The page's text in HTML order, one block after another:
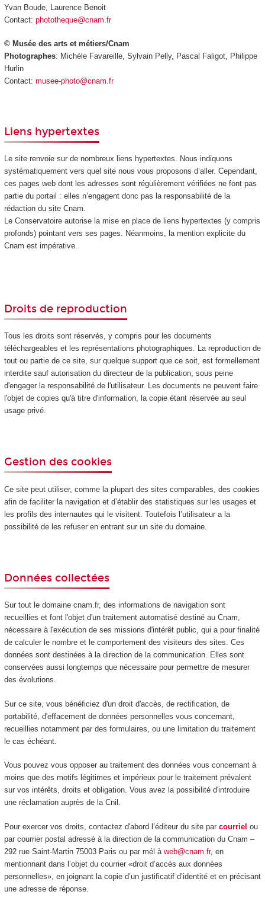
Yvan Boude, Laurence Benoit
Contact: phototheque@cnam.fr
© Musée des arts et métiers/Cnam
Photographes: Michèle Favareille, Sylvain Pelly, Pascal Faligot, Philippe
Hurlin
Contact: musee-photo@cnam.fr
Liens hypertextes
Le site renvoie sur de nombreux liens hypertextes. Nous indiquons
systématiquement vers quel site nous vous proposons d’aller. Cependant,
ces pages web dont les adresses sont régulièrement vérifiées ne font pas
partie du portail : elles n’engagent donc pas la responsabilité de la
rédaction du site Cnam.
Le Conservatoire autorise la mise en place de liens hypertextes (y compris
profonds) pointant vers ses pages. Néanmoins, la mention explicite du
Cnam est impérative.
Droits de reproduction
Tous les droits sont réservés, y compris pour les documents
téléchargeables et les représentations photographiques. La reproduction de
tout ou partie de ce site, sur quelque support que ce soit, est formellement
interdite sauf autorisation du directeur de la publication, sous peine
d'engager la responsabilité de l'utilisateur. Les documents ne peuvent faire
l'objet de copies qu'à titre d'information, la copie étant réservée au seul
usage privé.
Gestion des cookies
Ce site peut utiliser, comme la plupart des sites comparables, des cookies
afin de faciliter la navigation et d’établir des statistiques sur les usages et
les profils des internautes qui le visitent. Toutefois l’utilisateur a la
possibilité de les refuser en entrant sur un site du domaine.
Données collectées
Sur tout le domaine cnam.fr, des informations de navigation sont
recueillies et font l'objet d'un traitement automatisé destiné au Cnam,
nécessaire à l'exécution de ses missions d'intérêt public, qui a pour finalité
de calculer le nombre et le comportement des visiteurs des sites. Ces
données sont destinées à la direction de la communication. Elles sont
conservées aussi longtemps que nécessaire pour permettre de mesurer
des évolutions.
Sur ce site, vous bénéficiez d'un droit d'accès, de rectification, de
portabilité, d'effacement de données personnelles vous concernant,
recueillies notamment par des formulaires, ou une limitation du traitement
le cas échéant.
Vous pouvez vous opposer au traitement des données vous concernant à
moins que des motifs légitimes et impérieux pour le traitement prévalent
sur vos intérêts, droits et obligation. Vous avez la possibilité d'introduire
une réclamation auprès de la Cnil.
Pour exercer vos droits, contactez d'abord l’éditeur du site par courriel ou
par courrier postal adressé à la direction de la communication du Cnam –
292 rue Saint-Martin 75003 Paris ou par mél à web@cnam.fr, en
mentionnant dans l’objet du courrier «droit d’accès aux données
personnelles», en joignant la copie d’un justificatif d’identité et en précisant
une adresse de réponse.